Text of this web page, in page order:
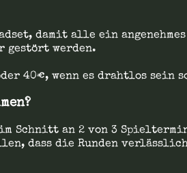
damit alle ein
gestört werden.
40€, wenn es drahtlos sein
Schnitt an 2 von 3
dass die Runden